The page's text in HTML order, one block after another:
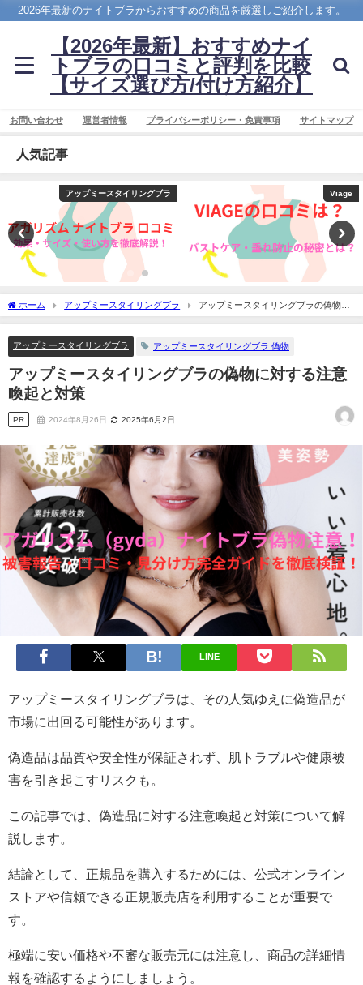
2026年最新のナイトブラからおすすめの商品を厳選しご紹介します。
【2026年最新】おすすめナイ
トブラの口コミと評判を比較
【サイズ選び方/付け方紹介】
お問い合わせ 運営者情報 プライバシーポリシー・免責事項 サイトマップ
人気記事
アップミースタイリングブラ Viage
ホーム アップミースタイリングブラ
アップミースタイリングブラの偽物に
対する注意喚起と対策
アップミースタイリングブラ アップミースタイリングブラ 偽物
アップミースタイリングブラの偽物に対する注意
喚起と対策
PR 2024年8月26日 2025年6月2日
LINE
アップミースタイリングブラは、その人気ゆえに偽造品が
市場に出回る可能性があります。
偽造品は品質や安全性が保証されず、肌トラブルや健康被
害を引き起こすリスクも。
この記事では、偽造品に対する注意喚起と対策について解
説します。
結論として、正規品を購入するためには、公式オンライン
ストアや信頼できる正規販売店を利用することが重要で
す。
極端に安い価格や不審な販売元には注意し、商品の詳細情
報を確認するようにしましょう。